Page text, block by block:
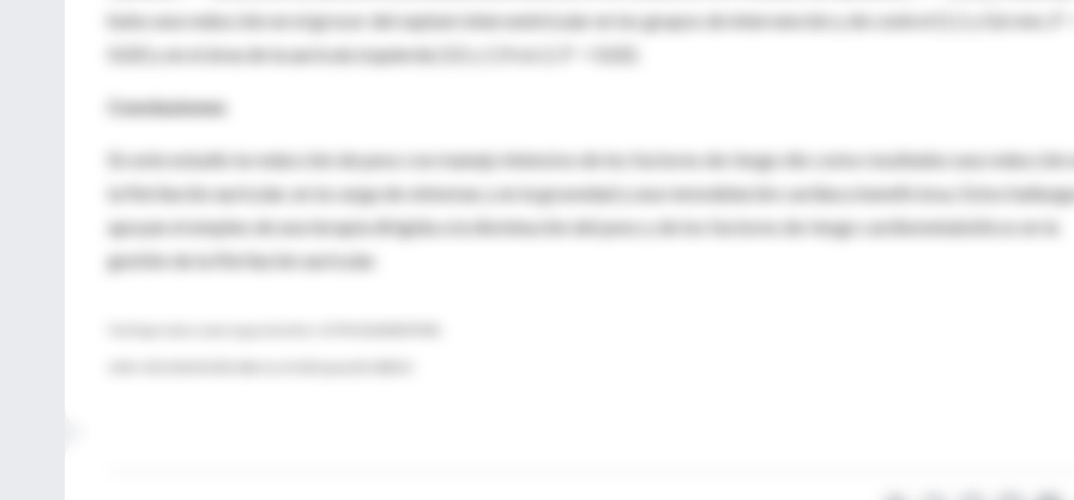
hubo una reducción en el grosor del septum interventricular en los grupos de intervención y de control (1,1 y 0,6 mm, P
0,02) y en el área de la aurícula izquierda (3,5 y 1,9 cm 2, P = 0,02).
Conclusiones
En este estudio la reducción de peso con manejo intensivo de los factores de riesgo dio como resultados una reducción
la fibrilación auricular, en la carga de síntomas y en la gravedad y una remodelación cardiaca beneficiosa. Estos
apoyan el empleo de una terapia dirigida a la disminución del peso y de los factores de riesgo cardiometabólicos en la
gestión de la fibrilación auricular.